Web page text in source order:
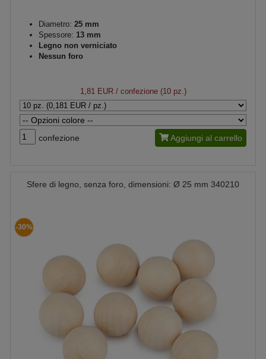
Diametro: 25 mm
Spessore: 13 mm
Legno non verniciato
Nessun foro
1,81 EUR/ confezione (10 pz.)
confezione Aggiungi al carrello
Sfere di legno, senza foro, dimensioni: Ø 25 mm 340210
-30%